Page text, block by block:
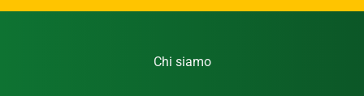
Chi siamo